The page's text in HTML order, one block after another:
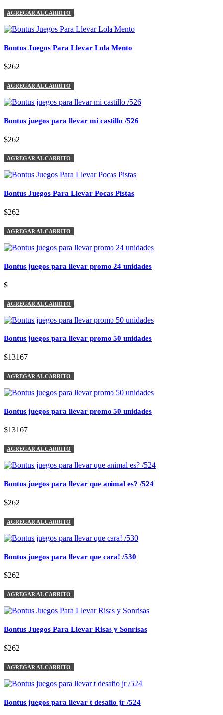
AGREGAR AL CARRITO
Bontus Juegos Para Llevar Lola Mento
$262
AGREGAR AL CARRITO
Bontus juegos para llevar mi castillo /526
$262
AGREGAR AL CARRITO
Bontus Juegos Para Llevar Pocas Pistas
$262
AGREGAR AL CARRITO
Bontus juegos para llevar promo 24 unidades
$
AGREGAR AL CARRITO
Bontus juegos para llevar promo 50 unidades
$13167
AGREGAR AL CARRITO
Bontus juegos para llevar promo 50 unidades
$13167
AGREGAR AL CARRITO
Bontus juegos para llevar que animal es? /524
$262
AGREGAR AL CARRITO
Bontus juegos para llevar que cara! /530
$262
AGREGAR AL CARRITO
Bontus Juegos Para Llevar Risas y Sonrisas
$262
AGREGAR AL CARRITO
Bontus juegos para llevar t desafio jr /524